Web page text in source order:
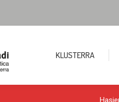
KLUSTERRA